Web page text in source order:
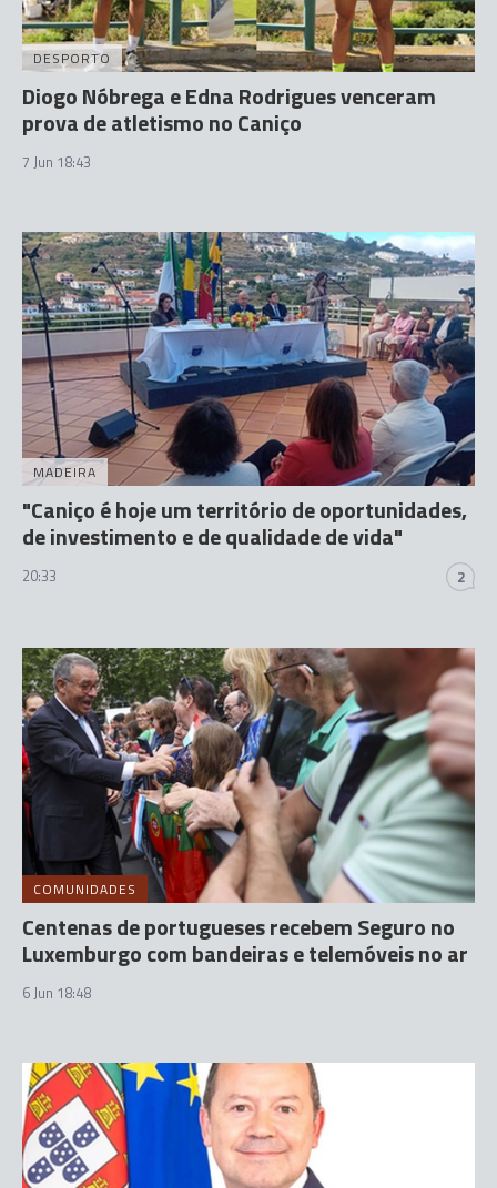
DESPORTO
Diogo Nóbrega e Edna Rodrigues venceram
prova de atletismo no Caniço
7 Jun 18:43
MADEIRA
"Caniço é hoje um território de oportunidades,
de investimento e de qualidade de vida"
20:33 2
COMUNIDADES
Centenas de portugueses recebem Seguro no
Luxemburgo com bandeiras e telemóveis no ar
6 Jun 18:48